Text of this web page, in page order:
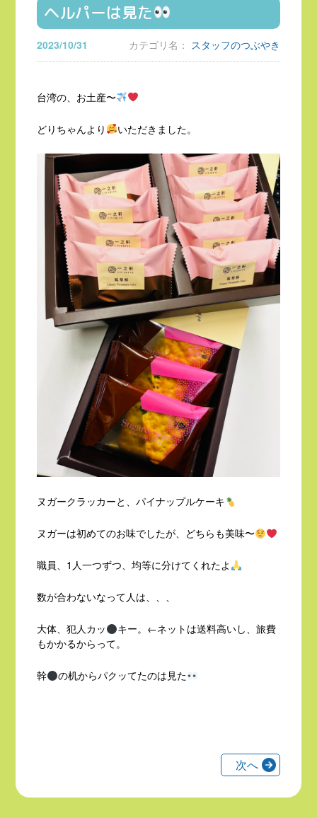
ヘルパーは見た
2023/10/31 カテゴリ名： スタッフのつぶやき
台湾の、お土産〜
どりちゃんより いただきました。
ヌガークラッカーと、パイナップルケーキ
ヌガーは初めてのお味でしたが、どちらも美味〜
職員、1人一つずつ、均等に分けてくれたよ
数が合わないなって人は、、、
大体、犯人カッ
キー。←ネットは送料高いし、旅費
もかかるからって。
幹 の机からパクッてたのは見た
の
次へ